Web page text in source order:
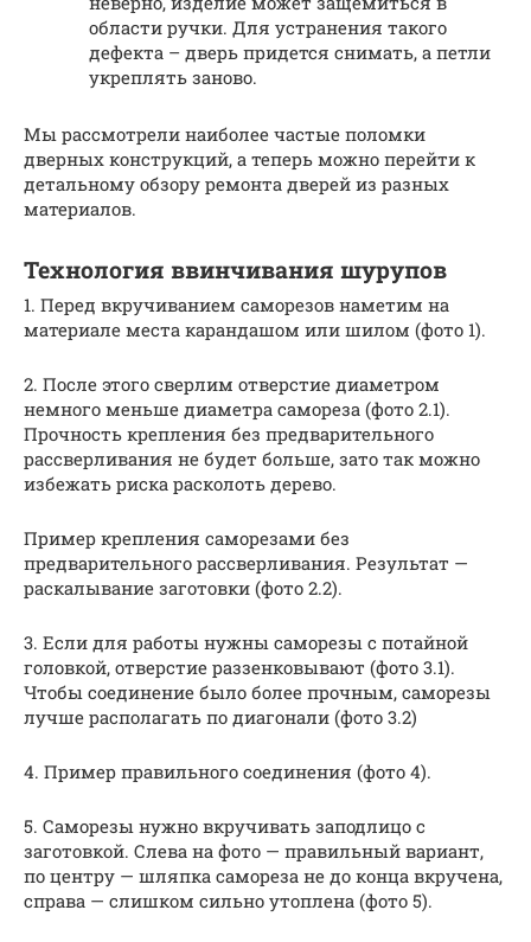
области ручки. Для устранения такого
дефекта – дверь придется снимать, а петли
укреплять заново.
Мы рассмотрели наиболее частые поломки
дверных конструкций, а теперь можно перейти к
детальному обзору ремонта дверей из разных
материалов.
Технология ввинчивания шурупов
1. Перед вкручиванием саморезов наметим на
материале места карандашом или шилом (фото 1).
2. После этого сверлим отверстие диаметром
немного меньше диаметра самореза (фото 2.1).
Прочность крепления без предварительного
рассверливания не будет больше, зато так можно
избежать риска расколоть дерево.
Пример крепления саморезами без
предварительного рассверливания. Результат —
раскалывание заготовки (фото 2.2).
3. Если для работы нужны саморезы с потайной
головкой, отверстие раззенковывают (фото 3.1).
Чтобы соединение было более прочным, саморезы
лучше располагать по диагонали (фото 3.2)
4. Пример правильного соединения (фото 4).
5. Саморезы нужно вкручивать заподлицо с
заготовкой. Слева на фото — правильный вариант,
по центру — шляпка самореза не до конца вкручена,
справа — слишком сильно утоплена (фото 5).